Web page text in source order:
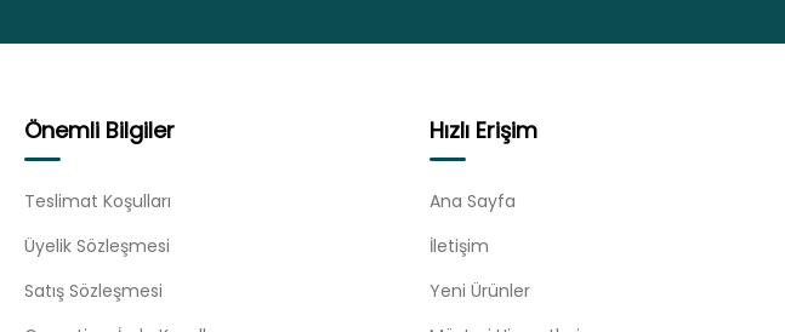
Önemli Bilgiler
Teslimat Koşulları
Üyelik Sözleşmesi
Satış Sözleşmesi
Hızlı Erişim
Ana Sayfa
İletişim
Yeni Ürünler